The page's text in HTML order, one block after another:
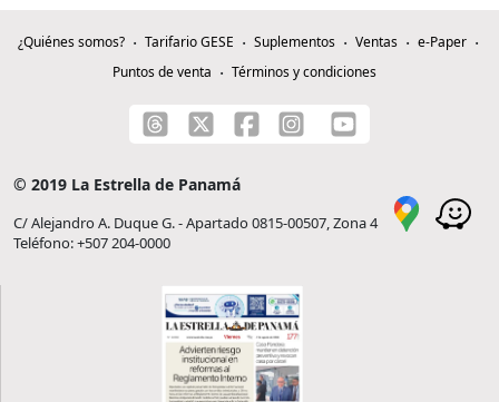
¿Quiénes somos? Tarifario GESE Suplementos Ventas
e-Paper
Puntos de venta
Términos y condiciones
© 2019 La Estrella de Panamá
C/ Alejandro A. Duque G. - Apartado 0815-00507, Zona 4
Teléfono: +507 204-0000